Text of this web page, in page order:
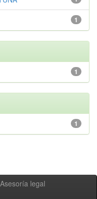
1
1
1
legal